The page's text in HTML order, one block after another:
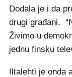
Dodala je i da
drugi građani.
Živimo u
jednu finsku
Iltalehti je onda